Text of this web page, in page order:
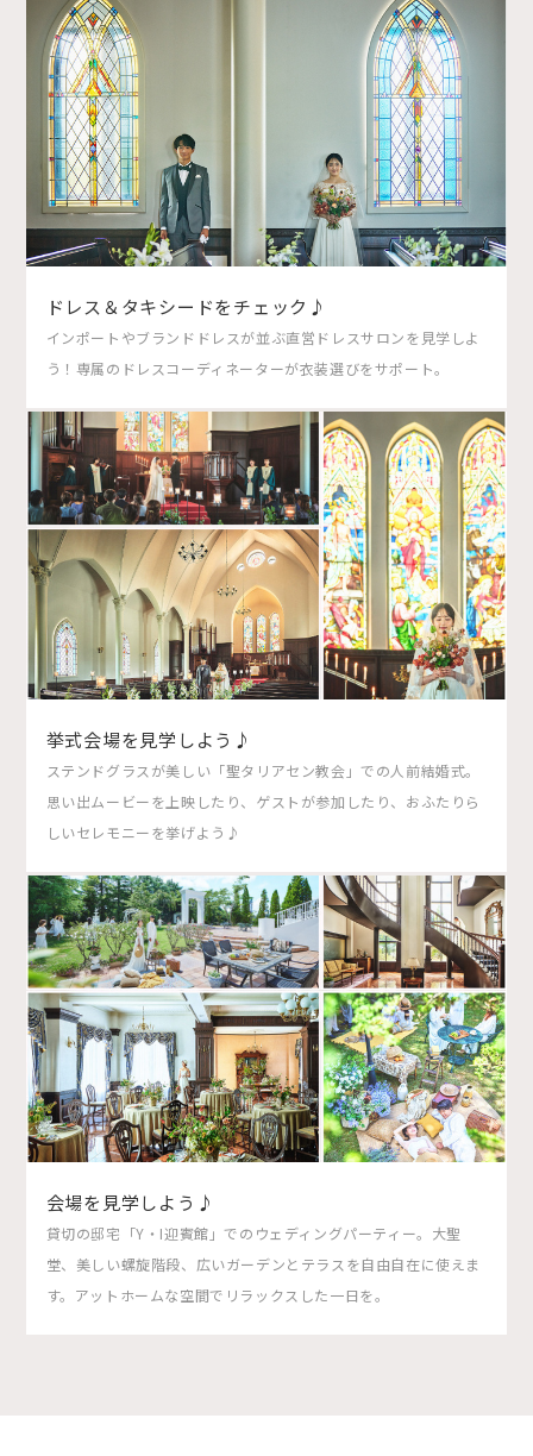
ドレス＆タキシードをチェック♪
インポートやブランドドレスが並ぶ直営ドレスサロンを見学しよ
う！専属のドレスコーディネーターが衣装選びをサポート。
挙式会場を見学しよう♪
ステンドグラスが美しい「聖タリアセン教会」での人前結婚式。
思い出ムービーを上映したり、ゲストが参加したり、おふたりら
しいセレモニーを挙げよう♪
会場を見学しよう♪
貸切の邸宅「Y・I迎賓館」でのウェディングパーティー。大聖
堂、美しい螺旋階段、広いガーデンとテラスを自由自在に使えま
す。アットホームな空間でリラックスした一日を。